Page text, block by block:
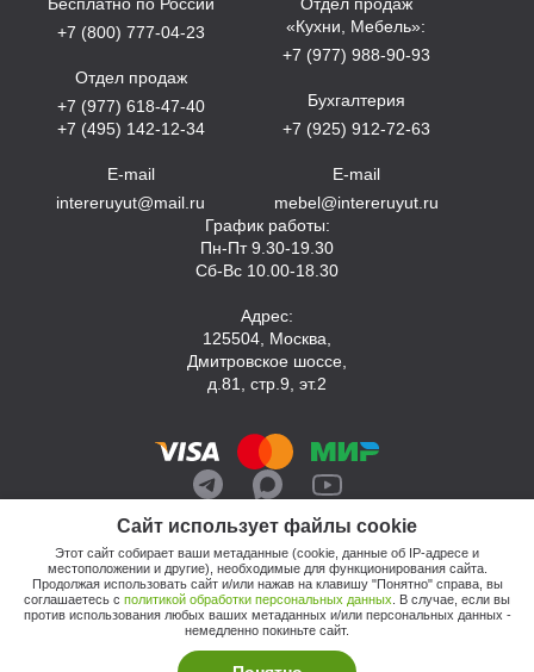
Сайт использует файлы cookie
Этот сайт собирает ваши метаданные (cookie, данные об IP-адресе и
местоположении и другие), необходимые для функционирования сайта.
Продолжая использовать сайт и/или нажав на клавишу "Понятно" справа, вы
соглашаетесь с политикой обработки персональных данных . В случае, если вы
против использования любых ваших метаданных и/или персональных данных -
немедленно покиньте сайт.
+7 (800) 777-04-23
Отдел продаж
+7 (977) 618-47-40
+7 (495) 142-12-34
E-mail
intereruyut@mail.ru
«Кухни, Мебель»:
+7 (977) 988-90-93
Бухгалтерия
+7 (925) 912-72-63
E-mail
mebel@intereruyut.ru
График работы:
Пн-Пт 9.30-19.30
Сб-Вс 10.00-18.30
Адрес:
125504, Москва,
Дмитровское шоссе,
д.81, стр.9, эт.2
© 2026, Компания «Интерьер Уют»
Политика обработки персональных данных
Этот сайт продвигает: Кузнецов Анатолий